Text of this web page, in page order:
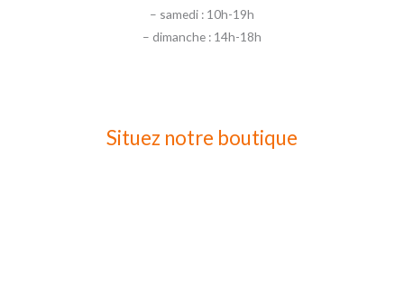
– samedi : 10h-19h
– dimanche : 14h-18h
Situez notre boutique